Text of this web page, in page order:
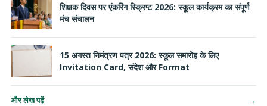
शिक्षक दिवस पर एंकरिंग स्क्रिप्ट 2026: स्कूल कार्यक्रम का संपूर्ण
मंच संचालन
15 अगस्त निमंत्रण पत्र 2026: स्कूल समारोह के लिए
Invitation Card, संदेश और Format
और लेख पढ़ें →